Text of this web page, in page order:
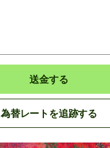
送金する
為替レートを追跡する